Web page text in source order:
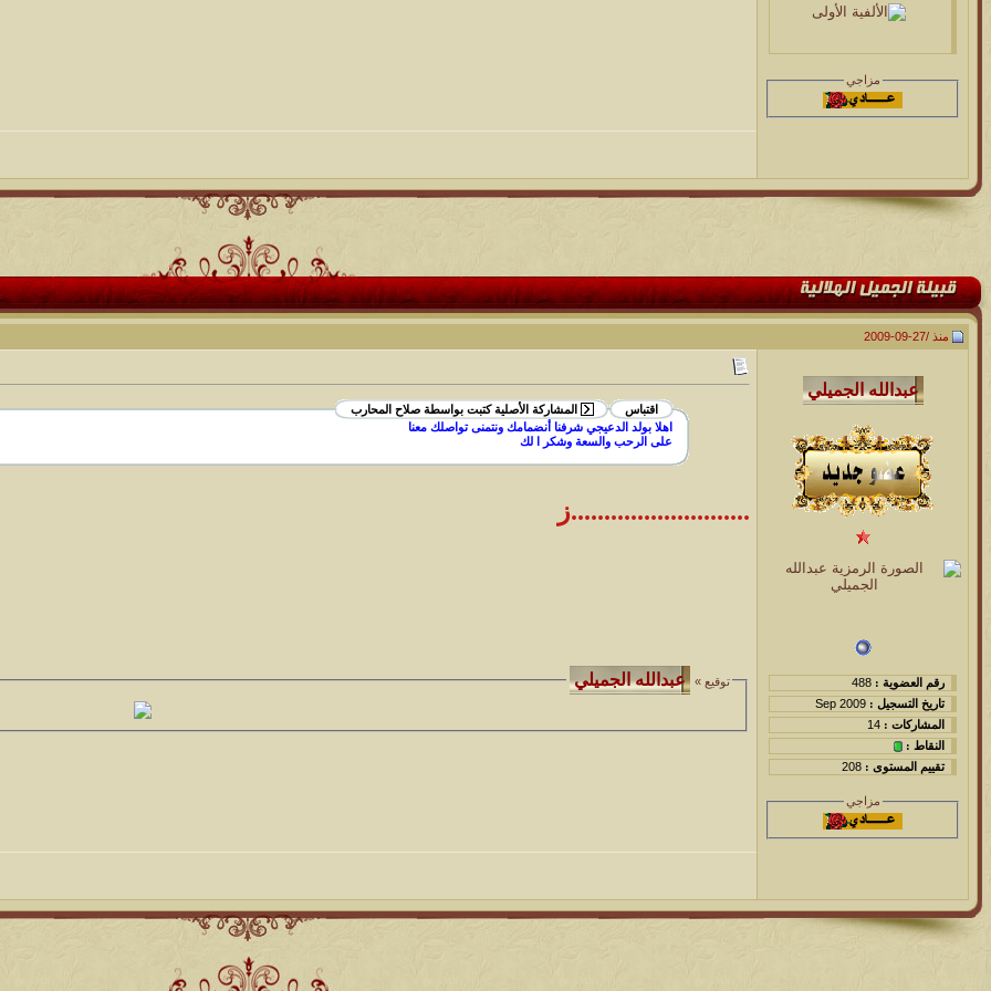
مزاجي
منذ /27-09-2009
رقم العضوية : 488
تاريخ التسجيل : Sep 2009
المشاركات : 14
النقاط :
تقييم المستوى : 208
مزاجي
اقتباس
المشاركة الأصلية كتبت بواسطة صلاح المحارب
اهلا بولد الدعيجي شرفنا أنضمامك ونتمنى تواصلك معنا
على الرحب والسعة وشكر ا لك
...........................ز
توقيع »